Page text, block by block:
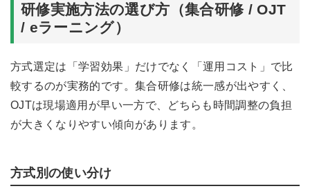
研修実施方法の選び方（集合研修 / OJT
/ eラーニング）
方式選定は「学習効果」だけでなく「運用コスト」で比
較するのが実務的です。集合研修は統一感が出やすく、
OJTは現場適用が早い一方で、どちらも時間調整の負担
が大きくなりやすい傾向があります。
方式別の使い分け